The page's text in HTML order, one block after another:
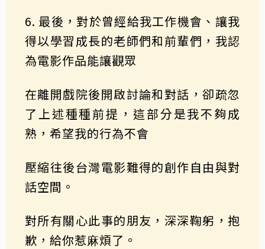
6. 最後，對於曾經給我⼯作機會、讓我
得以學習成長的老師們和前輩們，我認
為電影作品能讓觀眾
在離開戲院後開啟討論和對話，卻疏忽
了上述種種前提，這部分是我不夠成
熟，希望我的⾏為不會
壓縮往後台灣電影難得的創作自由與對
話空間。
對所有關⼼此事的朋友，深深鞠躬，抱
歉，給你惹⿇煩了。